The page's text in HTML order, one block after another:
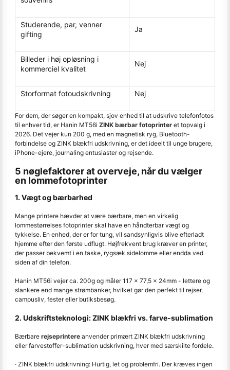
Studerende, par, venner
gifting
Ja
Billeder i høj opløsning i
kommerciel kvalitet
Nej
Storformat fotoudskrivning Nej
For dem, der søger en kompakt, sjov enhed til at udskrive telefonfotos
til enhver tid, er Hanin MT56i ZINK bærbar fotoprinter et topvalg i
2026. Det vejer kun 200 g, med en magnetisk ryg, Bluetooth-
forbindelse og ZINK blækfri udskrivning, er det ideelt til unge brugere,
iPhone-ejere, journaling entusiaster og rejsende.
5 nøglefaktorer at overveje, når du vælger
en lommefotoprinter
1. Vægt og bærbarhed
Mange printere hævder at være bærbare, men en virkelig
lommestørrelses fotoprinter skal have en håndterbar vægt og
tykkelse. En enhed, der er for tung, vil sandsynligvis blive efterladt
hjemme efter den første udflugt. Højfrekvent brug kræver en printer,
der passer bekvemt i en taske, rygsæk sidelomme eller endda ved
siden af din telefon.
Hanin MT56i vejer ca. 200g og måler 117 × 77,5 × 24mm - lettere og
slankere end mange strømbanker, hvilket gør den perfekt til rejser,
campusliv, fester eller butiksbesøg.
2. Udskriftsteknologi: ZINK blækfri vs. farve-sublimation
Bærbare rejseprintere anvender primært ZINK blækfri udskrivning
eller farvestoffer-sublimation udskrivning, hver med særskilte fordele.
· ZINK blækfri udskrivning: Hurtig, let og problemfri. Der kræves ingen